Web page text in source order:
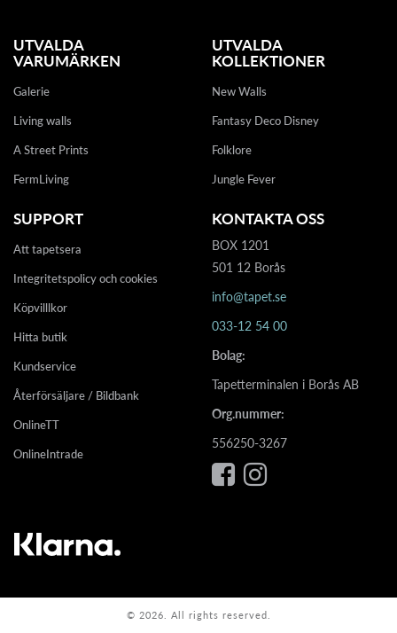
UTVALDA
VARUMÄRKEN
Galerie
Living walls
A Street Prints
FermLiving
UTVALDA
KOLLEKTIONER
New Walls
Fantasy Deco Disney
Folklore
Jungle Fever
SUPPORT
Att tapetsera
Integritetspolicy och cookies
Köpvilllkor
Hitta butik
Kundservice
Återförsäljare / Bildbank
OnlineTT
OnlineIntrade
KONTAKTA OSS
BOX 1201
501 12 Borås
info@tapet.se
033-12 54 00
Bolag:
Tapetterminalen i Borås AB
Org.nummer:
556250-3267
© 2026. All rights reserved.